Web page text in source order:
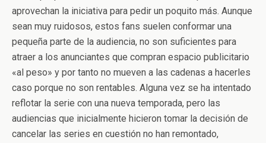
aprovechan la iniciativa para pedir un poquito más. Aunque
sean muy ruidosos, estos fans suelen conformar una
pequeña parte de la audiencia, no son suficientes para
atraer a los anunciantes que compran espacio publicitario
«al peso» y por tanto no mueven a las cadenas a hacerles
caso porque no son rentables. Alguna vez se ha intentado
reflotar la serie con una nueva temporada, pero las
audiencias que inicialmente hicieron tomar la decisión de
cancelar las series en cuestión no han remontado,